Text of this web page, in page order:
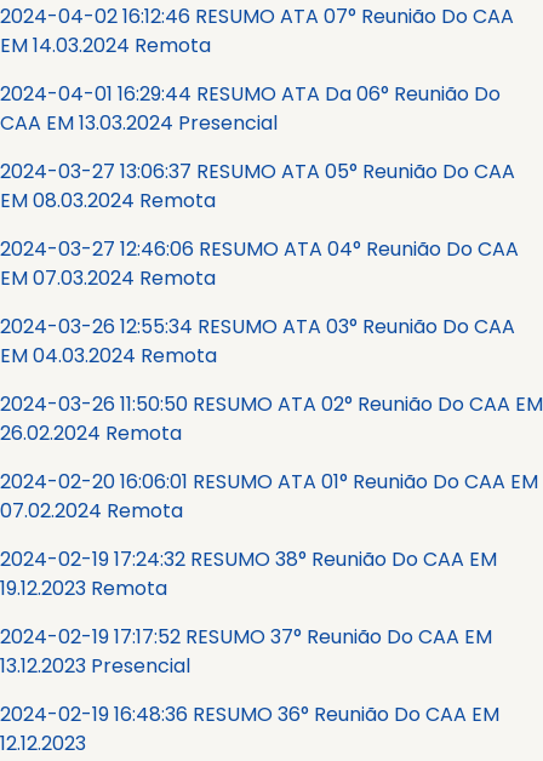
2024-04-02 16:12:46 RESUMO ATA 07° Reunião Do CAA
EM 14.03.2024 Remota
2024-04-01 16:29:44 RESUMO ATA Da 06° Reunião Do
CAA EM 13.03.2024 Presencial
2024-03-27 13:06:37 RESUMO ATA 05° Reunião Do CAA
EM 08.03.2024 Remota
2024-03-27 12:46:06 RESUMO ATA 04° Reunião Do CAA
EM 07.03.2024 Remota
2024-03-26 12:55:34 RESUMO ATA 03° Reunião Do CAA
EM 04.03.2024 Remota
2024-03-26 11:50:50 RESUMO ATA 02° Reunião Do CAA EM
26.02.2024 Remota
2024-02-20 16:06:01 RESUMO ATA 01° Reunião Do CAA EM
07.02.2024 Remota
2024-02-19 17:24:32 RESUMO 38° Reunião Do CAA EM
19.12.2023 Remota
2024-02-19 17:17:52 RESUMO 37° Reunião Do CAA EM
13.12.2023 Presencial
2024-02-19 16:48:36 RESUMO 36° Reunião Do CAA EM
12.12.2023